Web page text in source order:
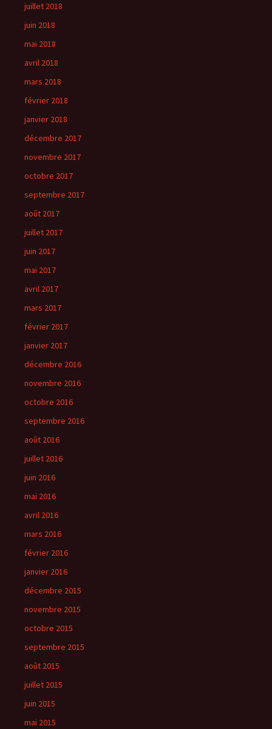
juillet 2018
juin 2018
mai 2018
avril 2018
mars 2018
février 2018
janvier 2018
décembre 2017
novembre 2017
octobre 2017
septembre 2017
août 2017
juillet 2017
juin 2017
mai 2017
avril 2017
mars 2017
février 2017
janvier 2017
décembre 2016
novembre 2016
octobre 2016
septembre 2016
août 2016
juillet 2016
juin 2016
mai 2016
avril 2016
mars 2016
février 2016
janvier 2016
décembre 2015
novembre 2015
octobre 2015
septembre 2015
août 2015
juillet 2015
juin 2015
mai 2015